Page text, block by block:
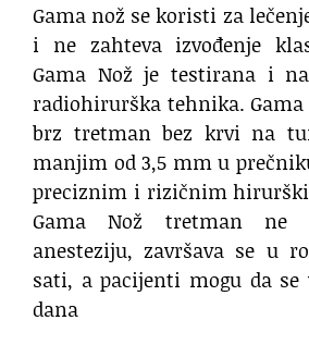
Gama nož se koristi za
i ne zahteva izvođenje
Gama Nož je testirana i
radiohirurška tehnika. Gama
brz tretman bez krvi na
manjim od 3,5 mm u
preciznim i rizičnim
Gama Nož tretman ne
anesteziju, završava se u
sati, a pacijenti mogu da
dana